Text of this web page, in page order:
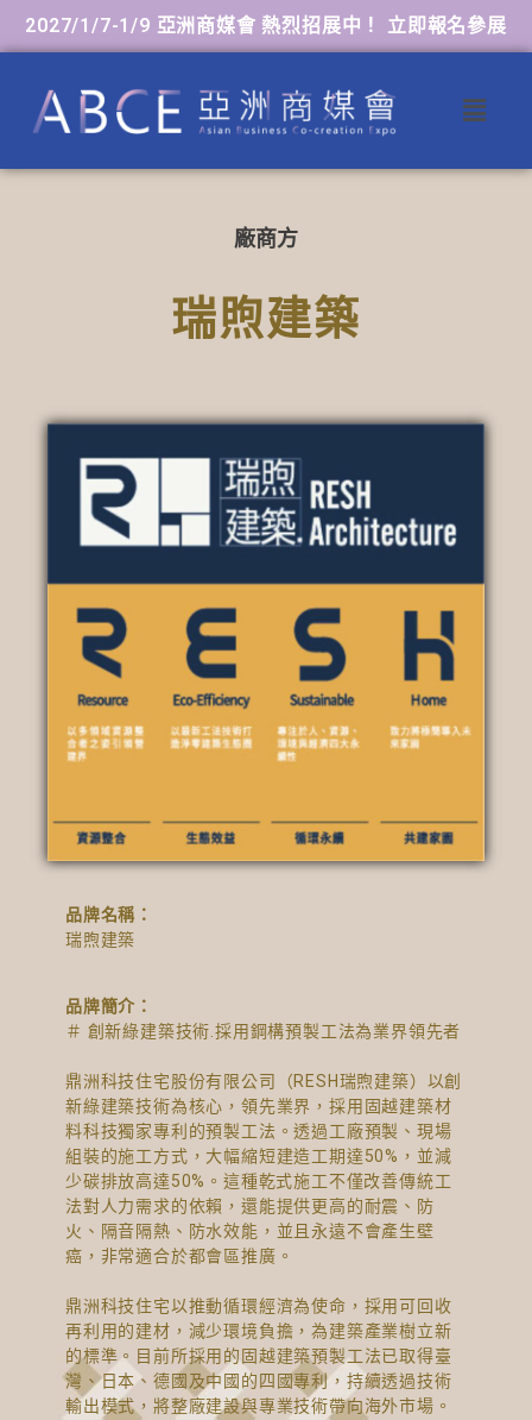
2027/1/7-1/9 亞洲商媒會 熱烈招展中！ 立即報名參展
廠商方
瑞煦建築
品牌名稱：
瑞煦建築
品牌簡介：
＃ 創新綠建築技術.採用鋼構預製工法為業界領先者
鼎洲科技住宅股份有限公司（RESH瑞煦建築）以創
新綠建築技術為核心，領先業界，採用固越建築材
料科技獨家專利的預製工法。透過工廠預製、現場
組裝的施工方式，大幅縮短建造工期達50%，並減
少碳排放高達50%。這種乾式施工不僅改善傳統工
法對人力需求的依賴，還能提供更高的耐震、防
火、隔音隔熱、防水效能，並且永遠不會產生壁
癌，非常適合於都會區推廣。
鼎洲科技住宅以推動循環經濟為使命，採用可回收
再利用的建材，減少環境負擔，為建築產業樹立新
的標準。目前所採用的固越建築預製工法已取得臺
灣、日本、德國及中國的四國專利，持續透過技術
輸出模式，將整廠建設與專業技術帶向海外市場。